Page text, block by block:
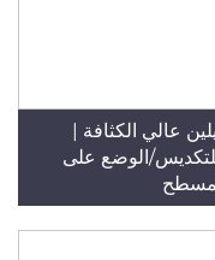
عالي الكثافة |
مم | شبكي 1210 | للتكديس/الوضع على